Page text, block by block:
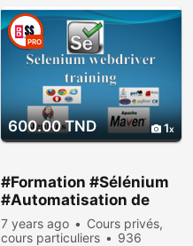
600.00 TND 1
PRO
#Formation #Sélénium
#Automatisation de
test #web_Driver :
7 years ago
Cours privés,
cours particuliers
936